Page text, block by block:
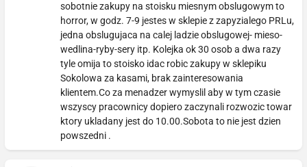
sobotnie zakupy na stoisku miesnym obslugowym to
horror, w godz. 7-9 jestes w sklepie z zapyzialego PRLu,
jedna obslugujaca na calej ladzie obslugowej- mieso-
wedlina-ryby-sery itp. Kolejka ok 30 osob a dwa razy
tyle omija to stoisko idac robic zakupy w sklepiku
Sokolowa za kasami, brak zainteresowania
klientem.Co za menadzer wymyslil aby w tym czasie
wszyscy pracownicy dopiero zaczynali rozwozic towar
ktory ukladany jest do 10.00.Sobota to nie jest dzien
powszedni .